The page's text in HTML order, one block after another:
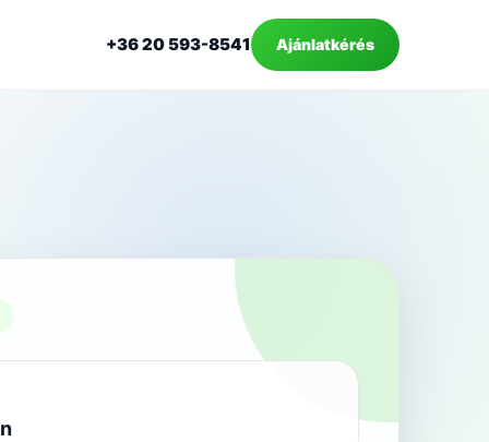
+36 20 593-8541 Ajánlatkérés